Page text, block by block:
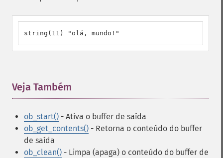
string(11) "olá, mundo!"
Veja Também
ob_start() - Ativa o buffer de saída
ob_get_contents() - Retorna o conteúdo do buffer
de saída
ob_clean() - Limpa (apaga) o conteúdo do buffer de